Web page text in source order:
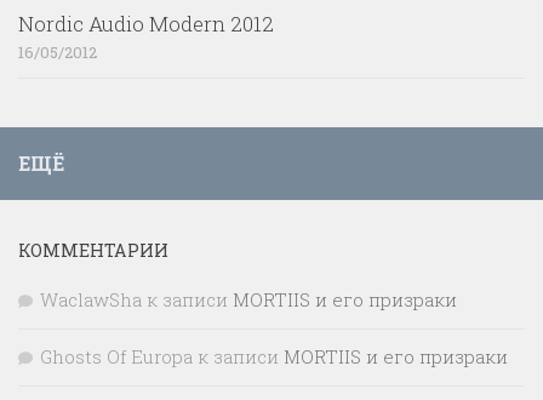
Nordic Audio Modern 2012
16/05/2012
ЕЩЁ
КОММЕНТАРИИ
WaclawSha к записи MORTIIS и его призраки
Ghosts Of Europa к записи MORTIIS и его призраки